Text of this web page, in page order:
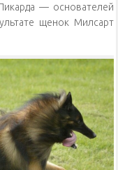
— основателей
щенок Милсарт